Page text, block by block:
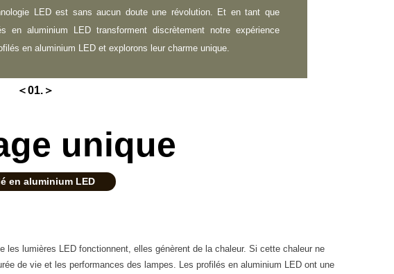
LED est sans aucun doute une révolution. Et en tant que
en aluminium LED transforment discrètement notre expérience
en aluminium LED et explorons leur charme unique.
＜01.＞
unique
en aluminium LED
les lumières LED fonctionnent, elles génèrent de la chaleur. Si cette chaleur ne
de vie et les performances des lampes. Les profilés en aluminium LED ont une